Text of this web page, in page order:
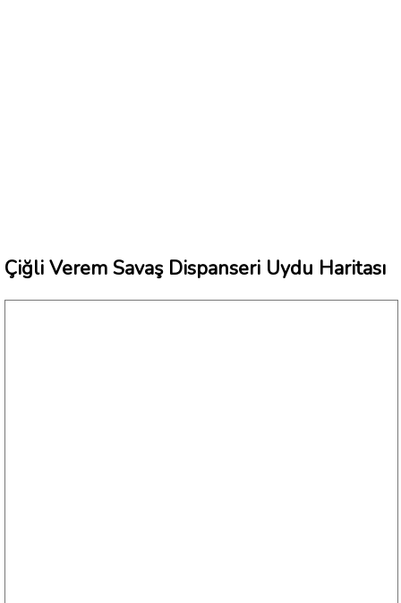
Çiğli Verem Savaş Dispanseri Uydu Haritası